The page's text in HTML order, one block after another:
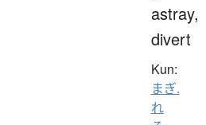
astray,
divert
Kun:
まぎ.
れ